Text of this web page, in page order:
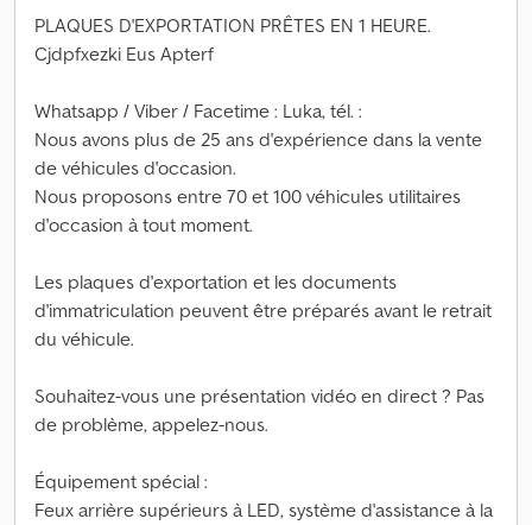
PLAQUES D'EXPORTATION PRÊTES EN 1 HEURE.
Cjdpfxezki Eus Apterf
Whatsapp / Viber / Facetime : Luka, tél. :
Nous avons plus de 25 ans d'expérience dans la vente
de véhicules d'occasion.
Nous proposons entre 70 et 100 véhicules utilitaires
d'occasion à tout moment.
Les plaques d'exportation et les documents
d'immatriculation peuvent être préparés avant le retrait
du véhicule.
Souhaitez-vous une présentation vidéo en direct ? Pas
de problème, appelez-nous.
Équipement spécial :
Feux arrière supérieurs à LED, système d'assistance à la